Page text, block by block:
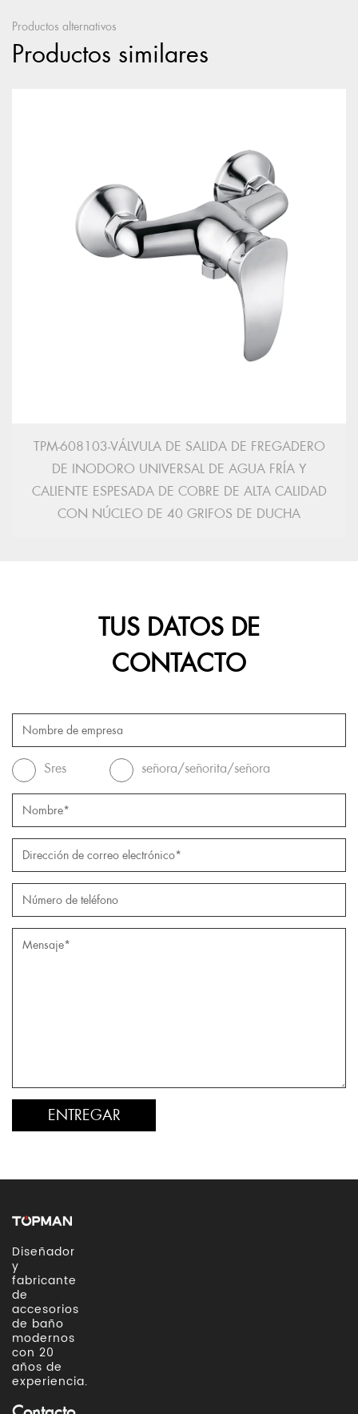
Productos alternativos
Productos similares
TPM-608103-VÁLVULA DE SALIDA DE FREGADERO
DE INODORO UNIVERSAL DE AGUA FRÍA Y
CALIENTE ESPESADA DE COBRE DE ALTA CALIDAD
CON NÚCLEO DE 40 GRIFOS DE DUCHA
TUS DATOS DE
CONTACTO
Sres señora/señorita/señora
Diseñador
y
fabricante
de
accesorios
de baño
modernos
con 20
años de
experiencia.